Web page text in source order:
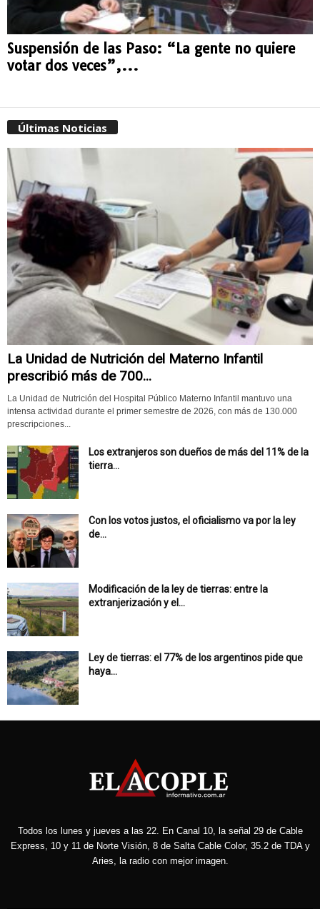
Suspensión de las Paso: “La gente no quiere
votar dos veces”,...
Últimas Noticias
La Unidad de Nutrición del Materno Infantil
prescribió más de 700...
La Unidad de Nutrición del Hospital Público Materno Infantil mantuvo una
intensa actividad durante el primer semestre de 2026, con más de 130.000
prescripciones...
Los extranjeros son dueños de más del 11% de la
tierra...
Con los votos justos, el oficialismo va por la ley
de...
Modificación de la ley de tierras: entre la
extranjerización y el...
Ley de tierras: el 77% de los argentinos pide que
haya...
Todos los lunes y jueves a las 22. En Canal 10, la señal 29 de Cable
Express, 10 y 11 de Norte Visión, 8 de Salta Cable Color, 35.2 de TDA y
Aries, la radio con mejor imagen.